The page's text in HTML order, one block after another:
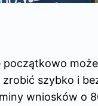
początkowo
szybko i
wniosków o